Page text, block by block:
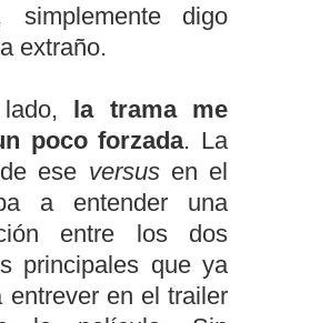
simplemente digo
extraño.
la trama me
poco forzada. La
ese versus en el
a entender una
entre los dos
principales que ya
entrever en el trailer